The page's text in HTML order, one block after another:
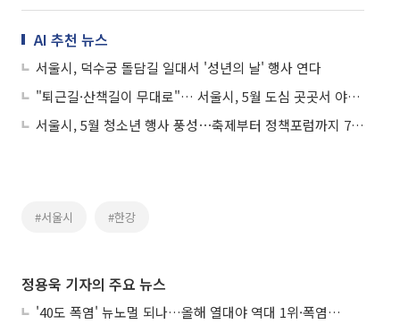
AI 추천 뉴스
서울시, 덕수궁 돌담길 일대서 '성년의 날' 행사 연다
"퇴근길·산책길이 무대로"… 서울시, 5월 도심 곳곳서 야외공연
서울시, 5월 청소년 행사 풍성⋯축제부터 정책포럼까지 75개 열린다
#서울시 #한강
정용욱 기자의 주요 뉴스
'40도 폭염' 뉴노멀 되나…올해 열대야 역대 1위·폭염일수 평년 3배 넘어